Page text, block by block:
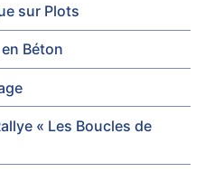
sur Plots
Béton
« Les Boucles de